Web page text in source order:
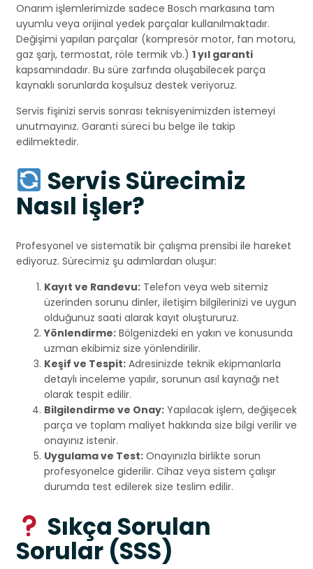
Onarım işlemlerimizde sadece Bosch markasına tam
uyumlu veya orijinal yedek parçalar kullanılmaktadır.
Değişimi yapılan parçalar (kompresör motor, fan motoru,
gaz şarjı, termostat, röle termik vb.) 1 yıl garanti
kapsamındadır. Bu süre zarfında oluşabilecek parça
kaynaklı sorunlarda koşulsuz destek veriyoruz.
Servis fişinizi servis sonrası teknisyenimizden istemeyi
unutmayınız. Garanti süreci bu belge ile takip
edilmektedir.
Servis Sürecimiz
Nasıl İşler?
Profesyonel ve sistematik bir çalışma prensibi ile hareket
ediyoruz. Sürecimiz şu adımlardan oluşur:
Kayıt ve Randevu: Telefon veya web sitemiz
üzerinden sorunu dinler, iletişim bilgilerinizi ve uygun
olduğunuz saati alarak kayıt oluştururuz.
Yönlendirme: Bölgenizdeki en yakın ve konusunda
uzman ekibimiz size yönlendirilir.
Keşif ve Tespit: Adresinizde teknik ekipmanlarla
detaylı inceleme yapılır, sorunun asıl kaynağı net
olarak tespit edilir.
Bilgilendirme ve Onay: Yapılacak işlem, değişecek
parça ve toplam maliyet hakkında size bilgi verilir ve
onayınız istenir.
Uygulama ve Test: Onayınızla birlikte sorun
profesyonelce giderilir. Cihaz veya sistem çalışır
durumda test edilerek size teslim edilir.
Sıkça Sorulan
Sorular (SSS)